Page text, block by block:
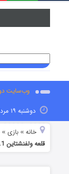
وب‌سایت
دوشنبه ۱۹ مرداد ۱۴۰۵
خانه »بازی »
قلعه ولفنشتاین RTCW Touch 1.1.1 (اندروید)